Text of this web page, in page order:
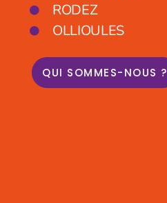
RODEZ
OLLIOULES
QUI SOMMES-NOUS ?